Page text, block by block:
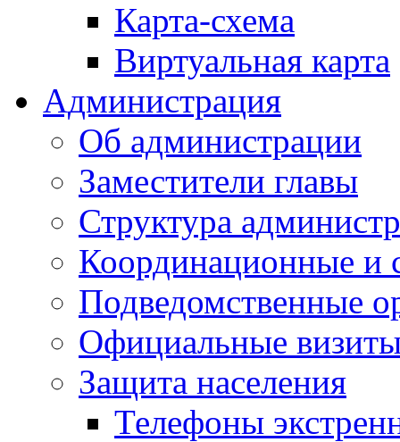
Карта-схема
Виртуальная карта
Администрация
Об администрации
Заместители главы
Структура
Координационные и
Подведомственные
Официальные
Защита населения
Телефоны